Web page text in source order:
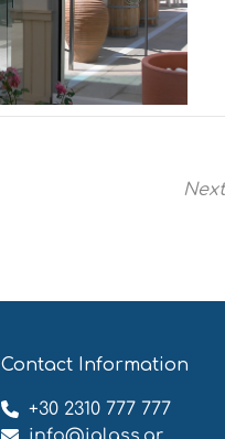
Contact Information
+30 2310 777 777